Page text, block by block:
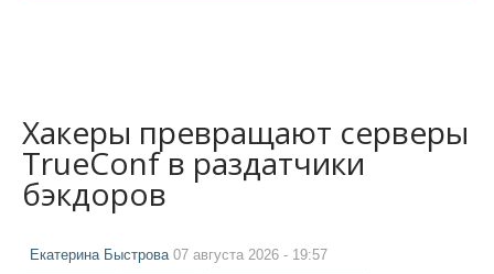
Хакеры превращают серверы
TrueConf в раздатчики
бэкдоров
Екатерина Быстрова07 августа 2026 - 19:57